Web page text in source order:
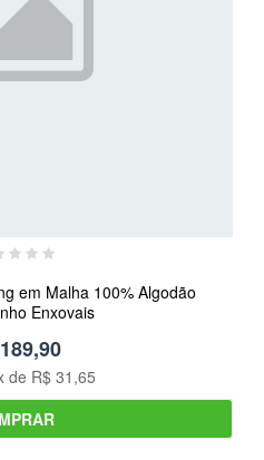
em Malha 100% Algodão
Enxovais
de R$ 31,65